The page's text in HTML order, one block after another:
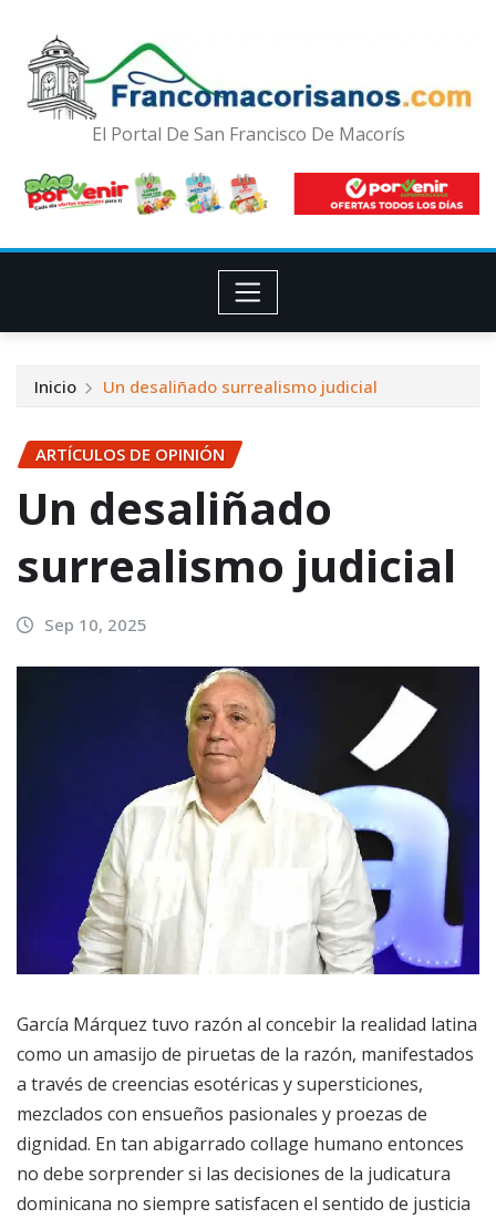
El Portal De San Francisco De Macorís
Inicio Un desaliñado surrealismo judicial
ARTÍCULOS DE OPINIÓN
Un desaliñado
surrealismo judicial
Sep 10, 2025
García Márquez tuvo razón al concebir la realidad latina
como un amasijo de piruetas de la razón, manifestados
a través de creencias esotéricas y supersticiones,
mezclados con ensueños pasionales y proezas de
dignidad. En tan abigarrado collage humano entonces
no debe sorprender si las decisiones de la judicatura
dominicana no siempre satisfacen el sentido de justicia